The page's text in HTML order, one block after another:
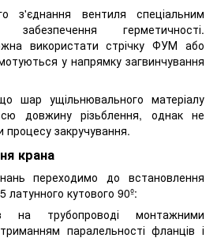
з'єднання вентиля спеціальним
герметичності.
використати стрічку ФУМ або
у напрямку загвинчування
шар ущільнювального матеріалу
довжину різьблення, однак не
закручування.
крана
переходимо до встановлення
кутового 90º:
на трубопроводі монтажними
паралельності фланців і